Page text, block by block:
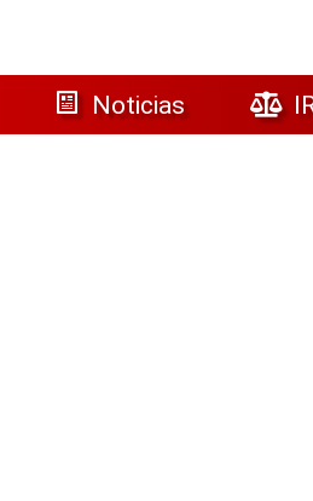
Noticias